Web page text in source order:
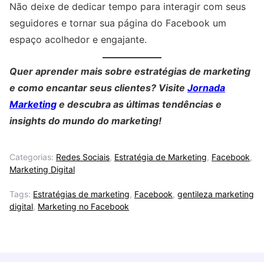
Não deixe de dedicar tempo para interagir com seus
seguidores e tornar sua página do Facebook um
espaço acolhedor e engajante.
Quer aprender mais sobre estratégias de marketing
e como encantar seus clientes? Visite Jornada
Marketing e descubra as últimas tendências e
insights do mundo do marketing!
Categorias: Redes Sociais, Estratégia de Marketing, Facebook,
Marketing Digital
Tags: Estratégias de marketing, Facebook, gentileza marketing
digital, Marketing no Facebook